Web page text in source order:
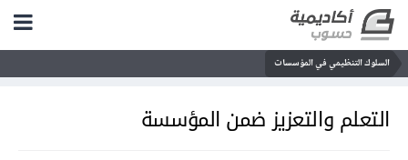
السلوك التنظيمي في المؤسسات
التعلم والتعزيز ضمن المؤسسة